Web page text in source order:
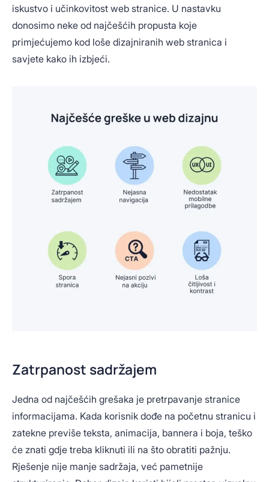
iskustvo i učinkovitost web stranice. U nastavku
donosimo neke od najčešćih propusta koje
primjećujemo kod loše dizajniranih web stranica i
savjete kako ih izbjeći.
Zatrpanost sadržajem
Jedna od najčešćih grešaka je pretrpavanje stranice
informacijama. Kada korisnik dođe na početnu stranicu i
zatekne previše teksta, animacija, bannera i boja, teško
će znati gdje treba kliknuti ili na što obratiti pažnju.
Rješenje nije manje sadržaja, već pametnije